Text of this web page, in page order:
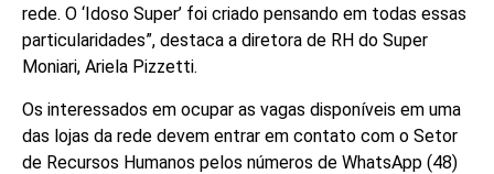
rede. O ‘Idoso Super’ foi criado pensando em todas essas
particularidades”, destaca a diretora de RH do Super
Moniari, Ariela Pizzetti.
Os interessados em ocupar as vagas disponíveis em uma
das lojas da rede devem entrar em contato com o Setor
de Recursos Humanos pelos números de WhatsApp (48)